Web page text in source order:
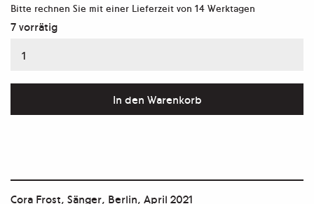
Bitte rechnen Sie mit einer Lieferzeit von 14 Werktagen
7 vorrätig
Aus
_:*
In den Warenkorb
Cora Frost, Sänger, Berlin, April 2021